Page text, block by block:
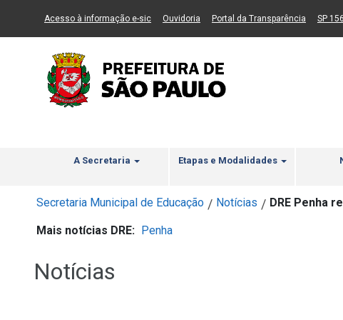
Ir ao Conteúdo Ir para menu principal 2 Ir para busca Ir
Acesso à informação e-sic(Link para um novo sítio)
Ouvidoria (Link para um novo sítio)
Portal da Transparência (LinkSP 156
A Secretaria Etapas e Modalidades
Secretaria Municipal de Educação / Notícias / DRE Penha
Mais notícias DRE: Penha
Notícias